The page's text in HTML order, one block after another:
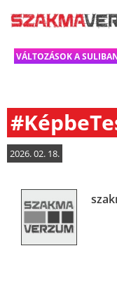
VÁLTOZÁSOK A
2026. 02. 18.